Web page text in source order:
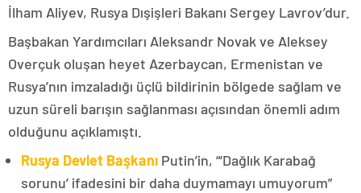
İlham Aliyev, Rusya Dışişleri Bakanı Sergey Lavrov’dur.
Başbakan Yardımcıları Aleksandr Novak ve Aleksey
Overçuk oluşan heyet Azerbaycan, Ermenistan ve
Rusya’nın imzaladığı üçlü bildirinin bölgede sağlam ve
uzun süreli barışın sağlanması açısından önemli adım
olduğunu açıklamıştı.
Rusya Devlet Başkanı Putin’in, “‘Dağlık Karabağ
sorunu’ ifadesini bir daha duymamayı umuyorum”